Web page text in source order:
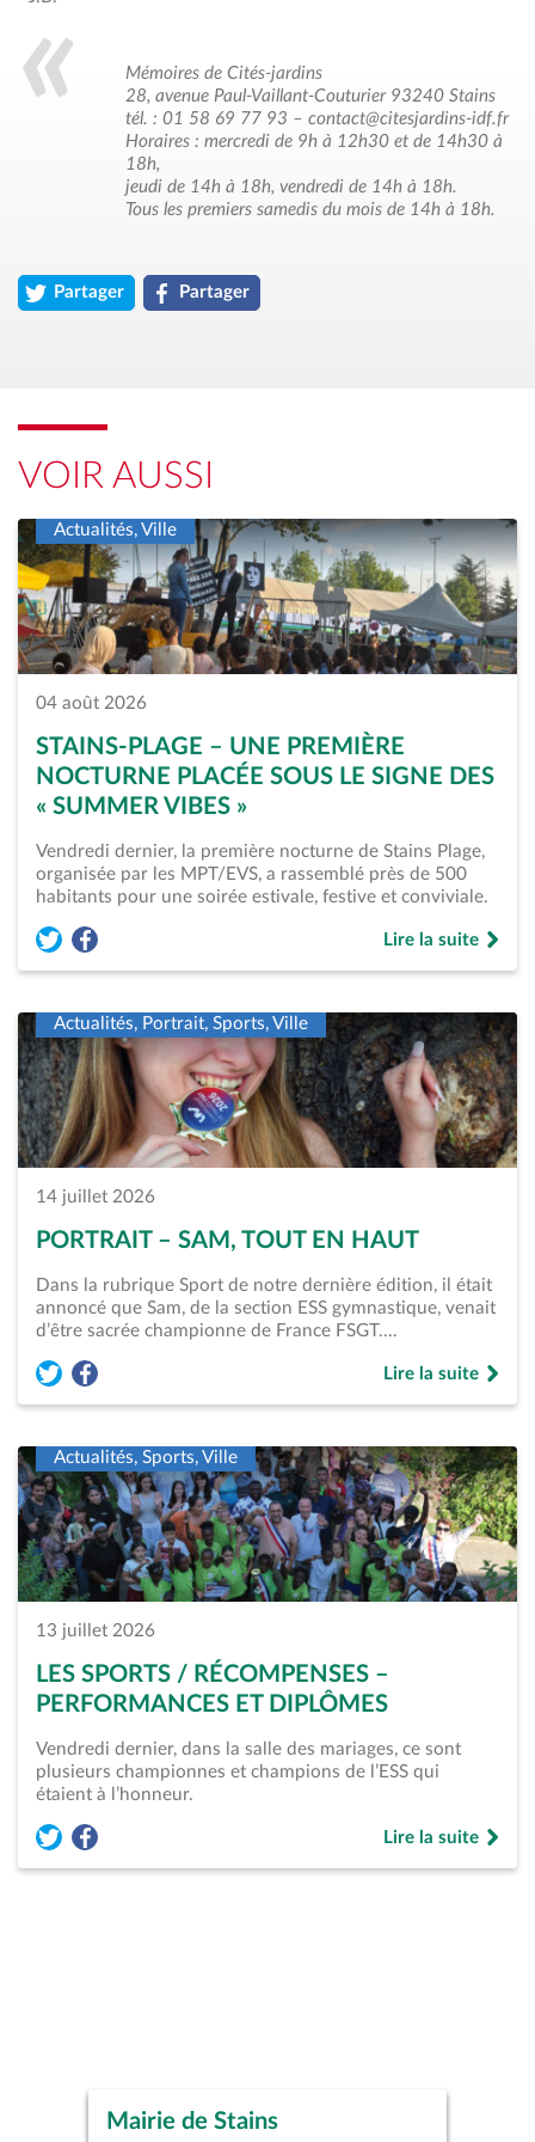
Mémoires de Cités-jardins
28, avenue Paul-Vaillant-Couturier 93240 Stains
tél. : 01 58 69 77 93 – contact@citesjardins-idf.fr
Horaires : mercredi de 9h à 12h30 et de 14h30 à
18h,
jeudi de 14h à 18h, vendredi de 14h à 18h.
Tous les premiers samedis du mois de 14h à 18h.
Partager
l'article « Patrimoine &#8211; L’Association des Cités-
Partager
l'article « Patrimoine &#8211; L’Association
VOIR AUSSI
Actualités, Ville
04 août 2026
STAINS-PLAGE – UNE PREMIÈRE
NOCTURNE PLACÉE SOUS LE SIGNE DES
« SUMMER VIBES »
Vendredi dernier, la première nocturne de Stains Plage,
organisée par les MPT/EVS, a rassemblé près de 500
habitants pour une soirée estivale, festive et conviviale.
Partager l'article « Stains-Plage – Une première nocturne
Partager l'article « Stains-Plage – Une première
Lire la suite
de « Stains-Plage
Actualités, Portrait, Sports, Ville
14 juillet 2026
PORTRAIT – SAM, TOUT EN HAUT
Dans la rubrique Sport de notre dernière édition, il était
annoncé que Sam, de la section ESS gymnastique, venait
d’être sacrée championne de France FSGT.…
Partager l'article « Portrait &#8211; Sam, tout en haut »
Partager l'article « Portrait &#8211; Sam, tout en haut
Lire la suite
de « Portrait
Actualités, Sports, Ville
13 juillet 2026
LES SPORTS / RÉCOMPENSES –
PERFORMANCES ET DIPLÔMES
Vendredi dernier, dans la salle des mariages, ce sont
plusieurs championnes et champions de l’ESS qui
étaient à l’honneur.
Partager l'article « Les Sports / Récompenses &#8211;
Partager l'article « Les Sports / Récompenses &#8211;
Lire la suite
de « Les Sports /
Mairie de Stains
Piscine Municipale René
Studio Théâtre de Stains